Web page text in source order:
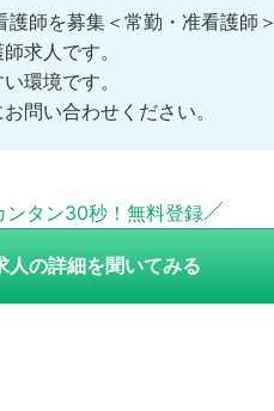
護師を募集＜常勤・准看護師＞
求人です。
環境です。
問い合わせください。
ンタン30秒！無料登録
人の詳細を聞いてみる